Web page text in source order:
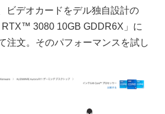
ビデオカードをデル独自設計の
RTX™ 3080 10GB GDDR6X」に
注文。そのパフォーマンスを試し